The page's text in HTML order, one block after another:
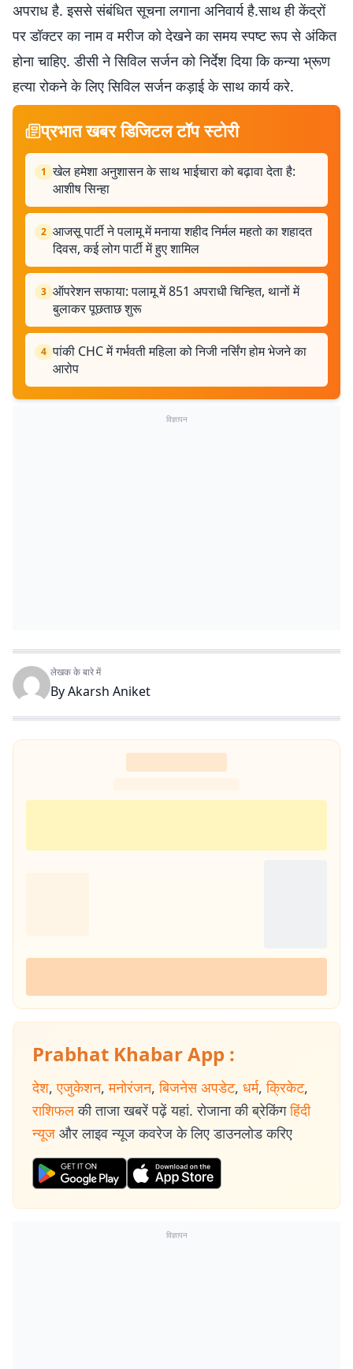
अपराध है. इससे संबंधित सूचना लगाना अनिवार्य है.साथ ही केंद्रों
पर डॉक्टर का नाम व मरीज को देखने का समय स्पष्ट रूप से अंकित
होना चाहिए. डीसी ने सिविल सर्जन को निर्देश दिया कि कन्या भ्रूण
हत्या रोकने के लिए सिविल सर्जन कड़ाई के साथ कार्य करे.
प्रभात खबर डिजिटल टॉप स्टोरी
1 खेल हमेशा अनुशासन के साथ भाईचारा को बढ़ावा देता है:
आशीष सिन्हा
2 आजसू पार्टी ने पलामू में मनाया शहीद निर्मल महतो का शहादत
दिवस, कई लोग पार्टी में हुए शामिल
3 ऑपरेशन सफाया: पलामू में 851 अपराधी चिन्हित, थानों में
बुलाकर पूछताछ शुरू
4 पांकी CHC में गर्भवती महिला को निजी नर्सिंग होम भेजने का
आरोप
विज्ञापन
लेखक के बारे में
ByAkarsh Aniket
Prabhat Khabar App :
देश, एजुकेशन, मनोरंजन, बिजनेस अपडेट, धर्म, क्रिकेट,
राशिफल की ताजा खबरें पढ़ें यहां. रोजाना की ब्रेकिंग हिंदी
न्यूज और लाइव न्यूज कवरेज के लिए डाउनलोड करिए
विज्ञापन